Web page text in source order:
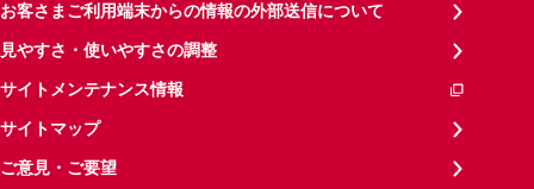
お客さまご利用端末からの情報の外部送信について
見やすさ・使いやすさの調整
サイトメンテナンス情報
サイトマップ
ご意見・ご要望